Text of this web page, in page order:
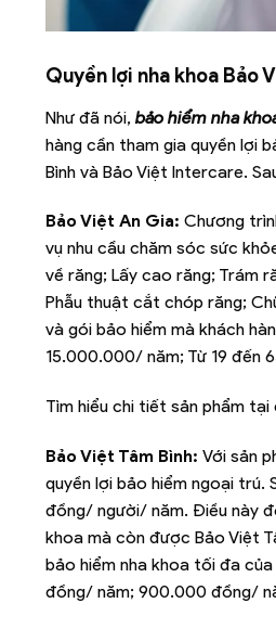
Quyền lợi nha khoa Bảo
Như đã nói, bảo hiểm nha
hàng cần tham gia quyền lợi
Bình và Bảo Việt Intercare.
Bảo Việt An Gia: Chương
vụ nhu cầu chăm sóc sức
về răng; Lấy cao răng; Trám
Phẫu thuật cắt chóp răng;
và gói bảo hiểm mà khách
15.000.000/ năm; Từ 19 đến
Tìm hiểu chi tiết sản phẩm tại
Bảo Việt Tâm Bình: Với sản
quyền lợi bảo hiểm ngoại trú.
đồng/ người/ năm. Điều này
khoa mà còn được Bảo Việt
bảo hiểm nha khoa tối đa
đồng/ năm; 900.000 đồng/